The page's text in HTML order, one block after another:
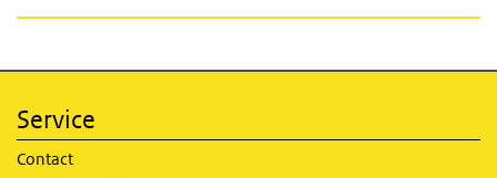
Service
Contact